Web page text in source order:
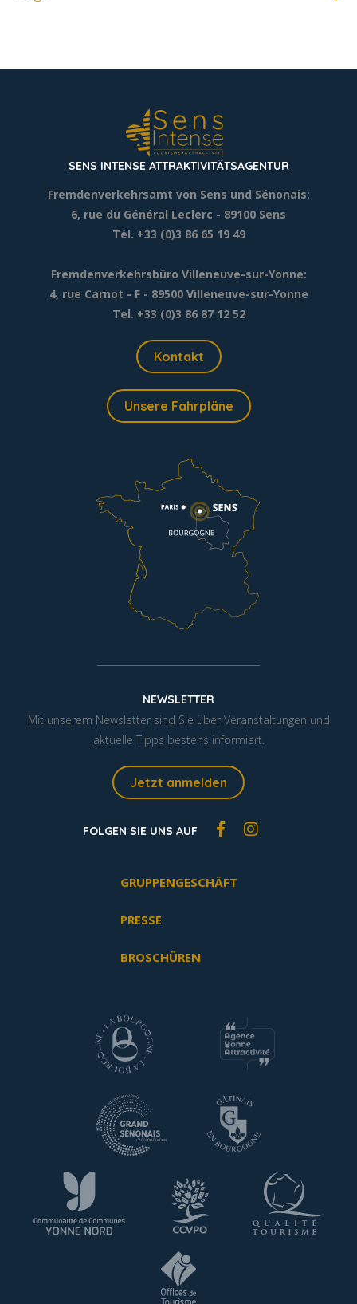
SENS INTENSE ATTRAKTIVITÄTSAGENTUR
Fremdenverkehrsamt von Sens und Sénonais:
6, rue du Général Leclerc - 89100 Sens
Tél. +33 (0)3 86 65 19 49
Fremdenverkehrsbüro Villeneuve-sur-Yonne:
4, rue Carnot - F - 89500 Villeneuve-sur-Yonne
Tel. +33 (0)3 86 87 12 52
Kontakt
Unsere Fahrpläne
NEWSLETTER
Mit unserem Newsletter sind Sie über Veranstaltungen und
aktuelle Tipps bestens informiert.
Jetzt anmelden
FOLGEN SIE UNS AUF
GRUPPENGESCHÄFT
PRESSE
BROSCHÜREN